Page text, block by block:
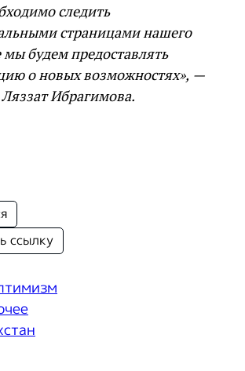
следить
страницами нашего
мы будем предоставлять
о новых возможностях», —
Ибрагимова.
ссылку